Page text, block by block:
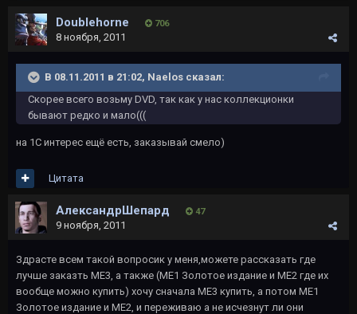
Doublehorne 706
8 ноября, 2011
В 08.11.2011 в 21:02, Naelos сказал:
Скорее всего возьму DVD, так как у нас коллекционки
бывают редко и мало(((
на 1С интерес ещё есть, заказывай смело)
Цитата
АлександрШепард 47
9 ноября, 2011
Здрасте всем такой вопросик у меня,можете рассказать где
лучше заказть МЕ3, а также (МЕ1 Золотое издание и МЕ2 где их
вообще можно купить) хочу сначала МЕ3 купить, а потом МЕ1
Золотое издание и МЕ2, и переживаю а не исчезнут ли они